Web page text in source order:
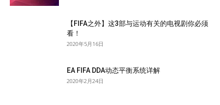
【FIFA之外】这3部与运动有关的电视剧你必须
看！
2020年5月16日
EA FIFA DDA动态平衡系统详解
2020年2月24日